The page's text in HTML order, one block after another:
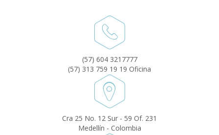
(57) 604 3217777
(57) 313 759 19 19 Oficina
Cra 25 No. 12 Sur - 59 Of. 231
Medellín - Colombia